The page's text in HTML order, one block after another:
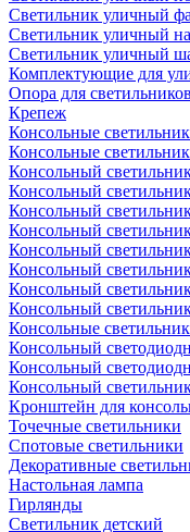
Светильник уличный
Светильник уличный
Cветильник уличный
Комплектующие для
Опора для светильников
Крепеж
Консольные
Консольные
Консольный
Консольный
Консольный
Консольный
Консольный
Консольный
Консольный
Консольный
Консольные
Консольный
Консольный
Консольный
Кронштейн для
Точечные светильники
Спотовые светильники
Декоративные
Настольная лампа
Гирлянды
Светильник детский